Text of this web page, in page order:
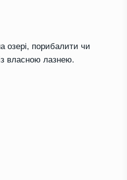
озері, порибалити чи
власною лазнею.